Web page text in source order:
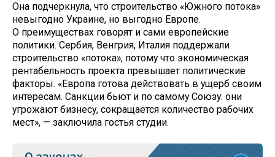
Она подчеркнула, что строительство «Южного потока»
невыгодно Украине, но выгодно Европе.
О преимуществах говорят и сами европейские
политики. Сербия, Венгрия, Италия поддержали
строительство «потока», потому что экономическая
рентабельность проекта превышает политические
факторы. «Европа готова действовать в ущерб своим
интересам. Санкции бьют и по самому Союзу: они
угрожают бизнесу, сокращается количество рабочих
мест», — заключила гостья студии.